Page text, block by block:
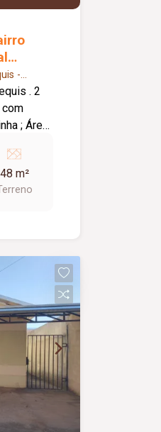
-
. 2
com
; Área
-
48 m²